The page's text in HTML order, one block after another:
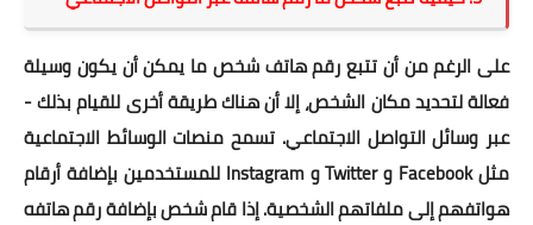
على الرغم من أن تتبع رقم هاتف شخص ما يمكن أن يكون وسيلة
فعالة لتحديد مكان الشخص، إلا أن هناك طريقة أخرى للقيام بذلك -
عبر وسائل التواصل الاجتماعي. تسمح منصات الوسائط الاجتماعية
مثل Facebook و Twitter و Instagram للمستخدمين بإضافة أرقام
هواتفهم إلى ملفاتهم الشخصية. إذا قام شخص بإضافة رقم هاتفه